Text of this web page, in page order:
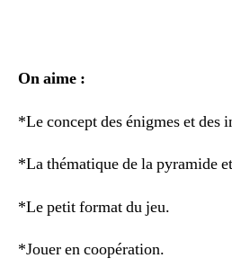
On aime :
*Le concept des énigmes et des
*La thématique de la pyramide
*Le petit format du jeu.
*Jouer en coopération.